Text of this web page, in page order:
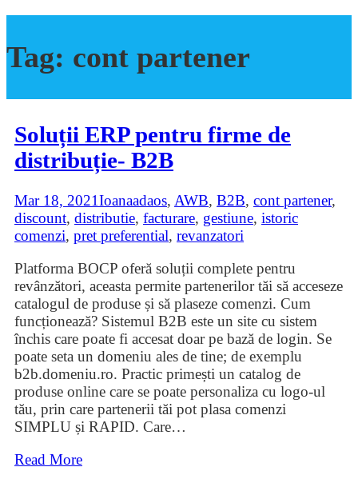
Tag: cont partener
Soluții ERP pentru firme de
distribuție- B2B
Mar 18, 2021Ioanaadaos, AWB, B2B, cont partener,
discount, distributie, facturare, gestiune, istoric
comenzi, pret preferential, revanzatori
Platforma BOCP oferă soluții complete pentru
revânzători, aceasta permite partenerilor tăi să acceseze
catalogul de produse și să plaseze comenzi. Cum
funcționează? Sistemul B2B este un site cu sistem
închis care poate fi accesat doar pe bază de login. Se
poate seta un domeniu ales de tine; de exemplu
b2b.domeniu.ro. Practic primești un catalog de
produse online care se poate personaliza cu logo-ul
tău, prin care partenerii tăi pot plasa comenzi
SIMPLU și RAPID. Care…
Read More